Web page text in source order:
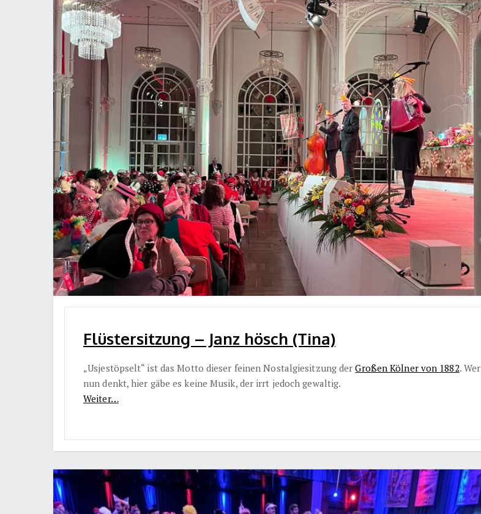
Flüstersitzung – Janz hösch (Tina)
„Usjestöpselt“ ist das Motto dieser feinen Nostalgiesitzung derGroßen Kölner von 1882. Wer
nun denkt, hier gäbe es keine Musik, der irrt jedoch gewaltig.
Weiter…